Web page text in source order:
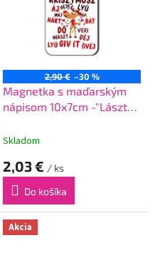
2,90 € –30 %
Magnetka s maďarským
nápisom 10x7cm -"Lászt
Skladom
2,03 € / ks
Do košíka
Akcia